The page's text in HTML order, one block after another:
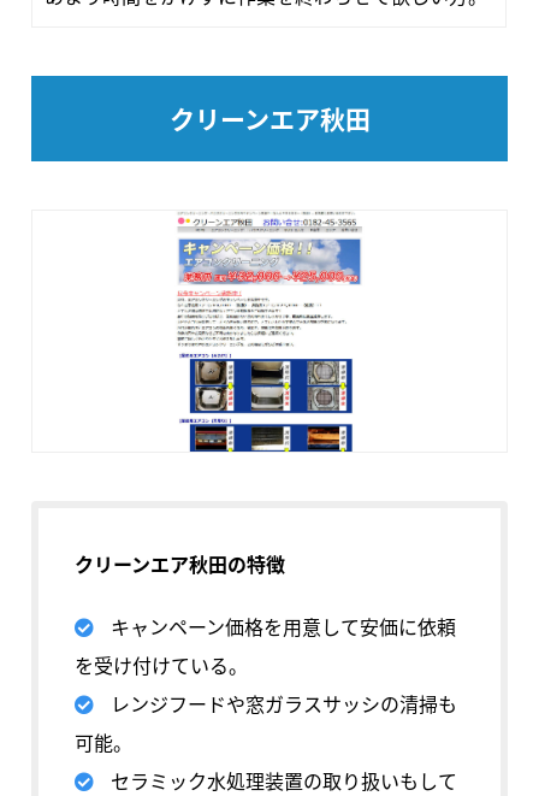
クリーンエア秋田
クリーンエア秋田の特徴
キャンペーン価格を用意して安価に依頼
を受け付けている。
レンジフードや窓ガラスサッシの清掃も
可能。
セラミック水処理装置の取り扱いもして